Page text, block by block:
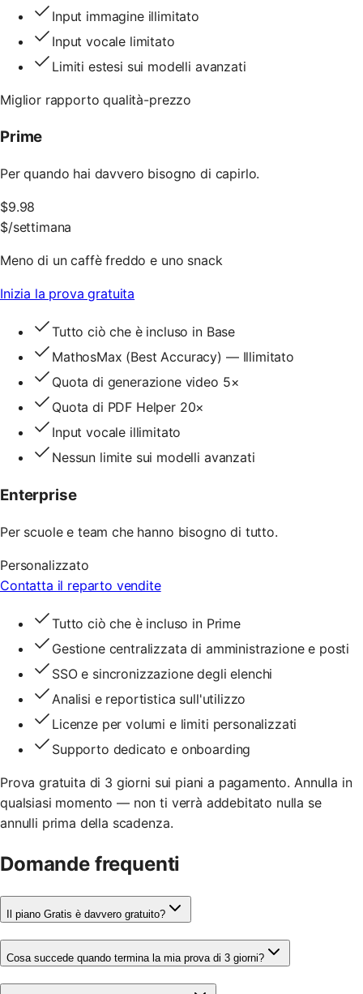
Input immagine illimitato
Input vocale limitato
Limiti estesi sui modelli avanzati
Miglior rapporto qualità-prezzo
Prime
Per quando hai davvero bisogno di capirlo.
$9.98
$/settimana
Meno di un caffè freddo e uno snack
Inizia la prova gratuita
Tutto ciò che è incluso in Base
MathosMax (Best Accuracy) — Illimitato
Quota di generazione video 5×
Quota di PDF Helper 20×
Input vocale illimitato
Nessun limite sui modelli avanzati
Enterprise
Per scuole e team che hanno bisogno di tutto.
Personalizzato
Contatta il reparto vendite
Tutto ciò che è incluso in Prime
Gestione centralizzata di amministrazione e posti
SSO e sincronizzazione degli elenchi
Analisi e reportistica sull'utilizzo
Licenze per volumi e limiti personalizzati
Supporto dedicato e onboarding
Prova gratuita di 3 giorni sui piani a pagamento. Annulla in
qualsiasi momento — non ti verrà addebitato nulla se
annulli prima della scadenza.
Domande frequenti
Il piano Gratis è davvero gratuito?
Cosa succede quando termina la mia prova di 3 giorni?